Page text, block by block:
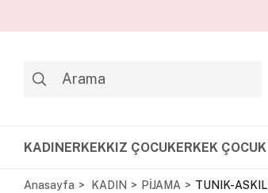
KADINERKEKKIZ ÇOCUKERKEK ÇOCUK
Anasayfa KADIN PİJAMA TUNIK-ASKILI